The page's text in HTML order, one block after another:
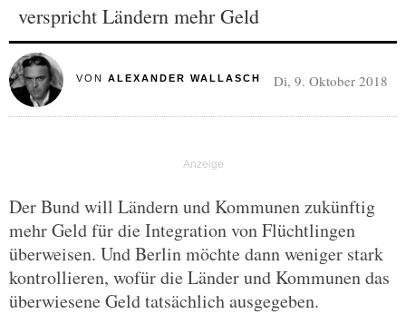
verspricht Ländern mehr Geld
VON ALEXANDER WALLASCH Di, 9. Oktober 2018
Der Bund will Ländern und Kommunen zukünftig
mehr Geld für die Integration von Flüchtlingen
überweisen. Und Berlin möchte dann weniger stark
kontrollieren, wofür die Länder und Kommunen das
überwiesene Geld tatsächlich ausgegeben.